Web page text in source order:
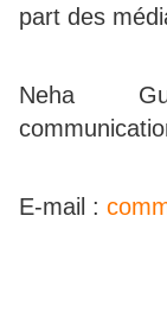
part des
Neha
E-mail :